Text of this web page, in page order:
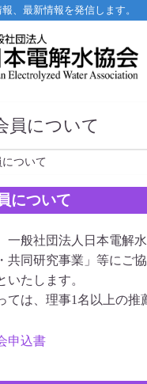
、最新情報を発信します。
員について
ついて
について
一般社団法人日本電解
共同研究事業」等にご
いたします。
ては、理事1名以上の推
申込書